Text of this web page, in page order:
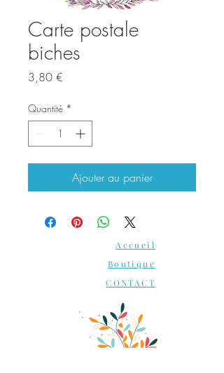
Carte postale
biches
3,80 €
Quantité *
Ajouter au panier
Accueil
Boutique
CONTACT